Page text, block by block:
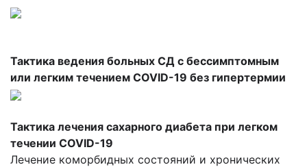
Тактика ведения больных СД с бессимптомным
или легким течением COVID-19 без гипертермии
Тактика лечения сахарного диабета при легком
течении COVID-19
Лечение коморбидных состояний и хронических